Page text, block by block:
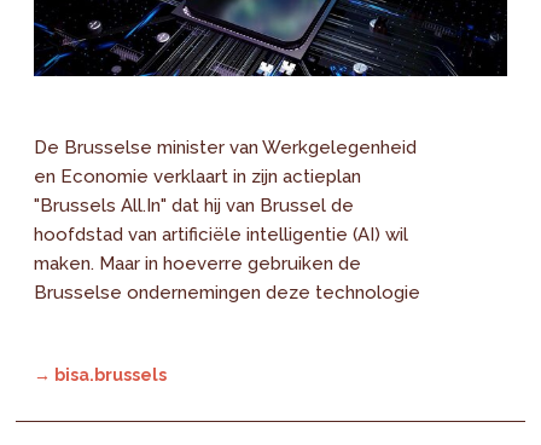
De Brusselse minister van Werkgelegenheid
en Economie verklaart in zijn actieplan
"Brussels All.In" dat hij van Brussel de
hoofdstad van artificiële intelligentie (AI) wil
maken. Maar in hoeverre gebruiken de
Brusselse ondernemingen deze technologie
→ bisa.brussels